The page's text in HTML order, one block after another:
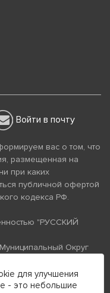
Войти в почту
вас о том, что
размещенная на
при каких
публичной офертой
кодекса РФ.
"РУССКИЙ
Муниципальный Округ
1237800058870
для улучшения
- это небольшие